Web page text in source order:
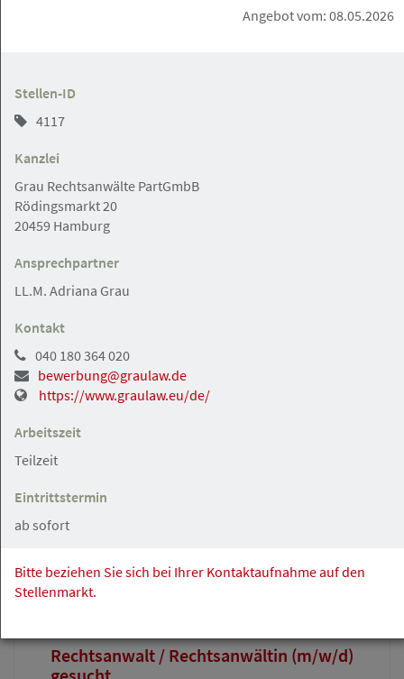
Öffentliches Recht in Vollzeit Dr. Heinze
& Partner
Hamburg
04.08.2026
gesucht – Mandate vorhanden,
Partnerschaftsperspektive inklusive
Ratzeburg Angebot
Rechtsanwalt / Rechtsanwältin (m/w/d)
Angebot vom: 08.05.2026
Stellen-ID
4117
Kanzlei
Grau Rechtsanwälte PartGmbB
Rödingsmarkt 20
20459 Hamburg
Ansprechpartner
LL.M. Adriana Grau
Kontakt
040 180 364 020
bewerbung@graulaw.de
https://www.graulaw.eu/de/
Arbeitszeit
Teilzeit
Eintrittstermin
ab sofort
Bitte beziehen Sie sich bei Ihrer Kontaktaufnahme auf den
Stellenmarkt.